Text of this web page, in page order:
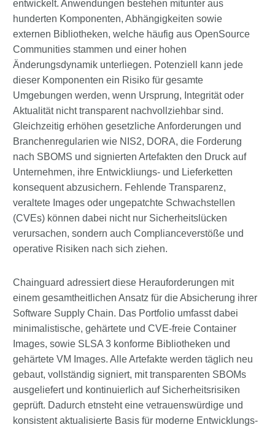
entwickelt. Anwendungen bestehen mitunter aus
hunderten Komponenten, Abhängigkeiten sowie
externen Bibliotheken, welche häufig aus OpenSource
Communities stammen und einer hohen
Änderungsdynamik unterliegen. Potenziell kann jede
dieser Komponenten ein Risiko für gesamte
Umgebungen werden, wenn Ursprung, Integrität oder
Aktualität nicht transparent nachvollziehbar sind.
Gleichzeitig erhöhen gesetzliche Anforderungen und
Branchenregularien wie NIS2, DORA, die Forderung
nach SBOMS und signierten Artefakten den Druck auf
Unternehmen, ihre Entwickliungs- und Lieferketten
konsequent abzusichern. Fehlende Transparenz,
veraltete Images oder ungepatchte Schwachstellen
(CVEs) können dabei nicht nur Sicherheitslücken
verursachen, sondern auch Complianceverstöße und
operative Risiken nach sich ziehen.
Chainguard adressiert diese Herauforderungen mit
einem gesamtheitlichen Ansatz für die Absicherung ihrer
Software Supply Chain. Das Portfolio umfasst dabei
minimalistische, gehärtete und CVE-freie Container
Images, sowie SLSA 3 konforme Bibliotheken und
gehärtete VM Images. Alle Artefakte werden täglich neu
gebaut, vollständig signiert, mit transparenten SBOMs
ausgeliefert und kontinuierlich auf Sicherheitsrisiken
geprüft. Dadurch etnsteht eine vetrauenswürdige und
konsistent aktualisierte Basis für moderne Entwicklungs-